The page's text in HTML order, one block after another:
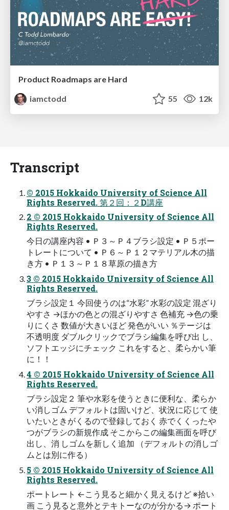
Product Roadmaps are Hard
iamctodd
55 12k
Transcript
© 2015 Hokkaido University of Science All
Rights Reserved. 第２回：２D講座
2 © 2015 Hokkaido University of Science All
Rights Reserved.
今日の講座内容 • Ｐ３～Ｐ４ブラシ設定 • Ｐ５ポー
トレートについて • Ｐ６～Ｐ１２マテリアル木の描
き方 • Ｐ１３～Ｐ１８草原の描き方
3 © 2015 Hokkaido University of Science All
Rights Reserved.
ブラシ設定１ 今回使うのは“水彩” 水彩の設定 混ざり
やすさ →ほかの色との混ざりやすさ 色補充 →色の乗
りにくさ 数値が大きいほど 発色がいい ％テージは
不透明度 ダブルクリックでブラシ編集を呼び出 し、
ソフトエッジにチェック これをすると、柔らかい筆
に！！
4 © 2015 Hokkaido University of Science All
Rights Reserved.
ブラシ設定２ 筆や水彩を使うときに便利な、柔らか
い消しゴム デフォルトは固いけど、状況に応じて 使
いたいときがくるので登録しておく 赤でくくったや
つがブラシの新規作成 そこからこの編集画面を呼び
出し、消 しゴムを新しく追加 （デフォルトの消しゴ
ムとは別に作る）
5 © 2015 Hokkaido University of Science All
Rights Reserved.
ポートレート ←こう見ると細かく見えるけど ※拾い
画 こう見ると意外とテキトーなのが分かる→ ポート